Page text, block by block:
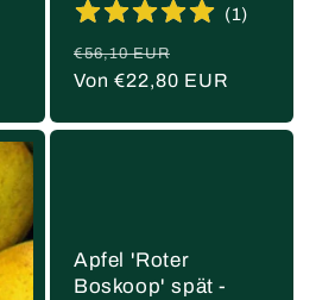
(1)
Normaler
Preis
€56,10 EUR
Von €22,80 EUR
Apfel 'Roter
Boskoop' spät -